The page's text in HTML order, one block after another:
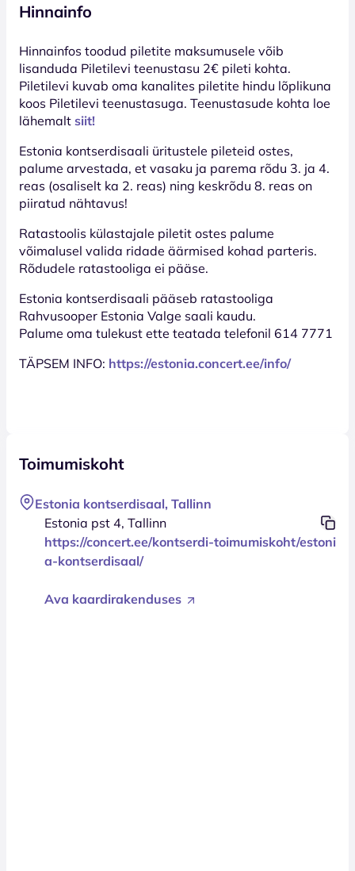
Hinnainfo
Hinnainfos toodud piletite maksumusele võib
lisanduda Piletilevi teenustasu 2€ pileti kohta.
Piletilevi kuvab oma kanalites piletite hindu lõplikuna
koos Piletilevi teenustasuga. Teenustasude kohta loe
lähemalt siit!
Estonia kontserdisaali üritustele pileteid ostes,
palume arvestada, et vasaku ja parema rõdu 3. ja 4.
reas (osaliselt ka 2. reas) ning keskrõdu 8. reas on
piiratud nähtavus!
Ratastoolis külastajale piletit ostes palume
võimalusel valida ridade äärmised kohad parteris.
Rõdudele ratastooliga ei pääse.
Estonia kontserdisaali pääseb ratastooliga
Rahvusooper Estonia Valge saali kaudu.
Palume oma tulekust ette teatada telefonil 614 7771
TÄPSEM INFO: https://estonia.concert.ee/info/
Toimumiskoht
Estonia kontserdisaal, Tallinn
Estonia pst 4, Tallinn
https://concert.ee/kontserdi-toimumiskoht/estoni
a-kontserdisaal/
Ava kaardirakenduses